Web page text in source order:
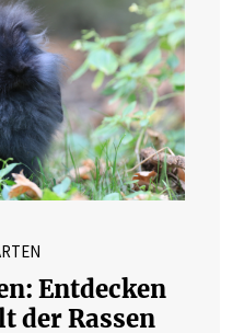
Entdecken
der Rassen